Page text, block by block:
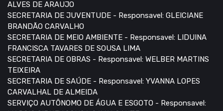
ALVES DE ARAUJO
SECRETARIA DE JUVENTUDE - Responsavel: GLEICIANE
BRANDÃO CARVALHO
SECRETARIA DE MEIO AMBIENTE - Responsavel: LIDUINA
FRANCISCA TAVARES DE SOUSA LIMA
SECRETARIA DE OBRAS - Responsavel: WELBER MARTINS
TEIXEIRA
SECRETARIA DE SAÚDE - Responsavel: YVANNA LOPES
CARVALHAL DE ALMEIDA
SERVIÇO AUTÔNOMO DE ÁGUA E ESGOTO - Responsavel: